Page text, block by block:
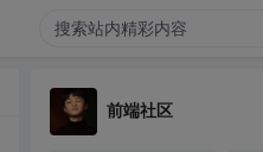
前端社区